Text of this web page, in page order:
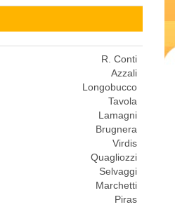
R. Conti
Azzali
Longobucco
Tavola
Lamagni
Brugnera
Virdis
Quagliozzi
Selvaggi
Marchetti
Piras